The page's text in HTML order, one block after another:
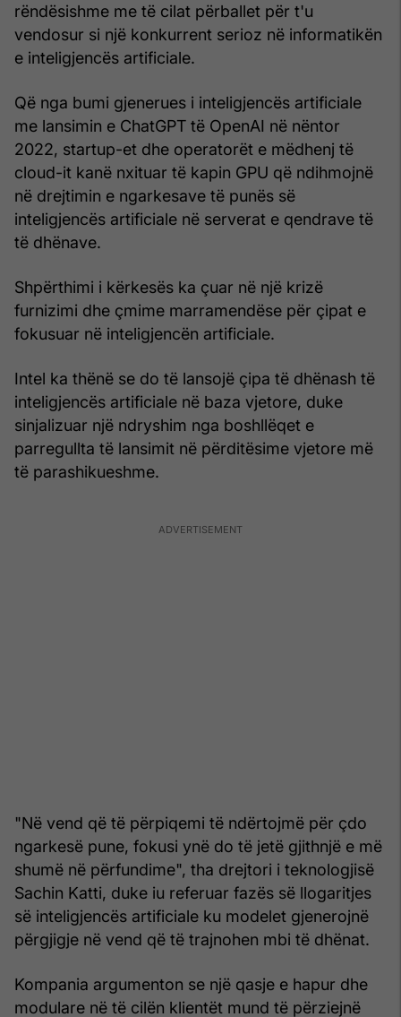
rëndësishme me të cilat përballet për t'u
vendosur si një konkurrent serioz në informatikën
e inteligjencës artificiale.
Që nga bumi gjenerues i inteligjencës artificiale
me lansimin e ChatGPT të OpenAI në nëntor
2022, startup-et dhe operatorët e mëdhenj të
cloud-it kanë nxituar të kapin GPU që ndihmojnë
në drejtimin e ngarkesave të punës së
inteligjencës artificiale në serverat e qendrave të
të dhënave.
Shpërthimi i kërkesës ka çuar në një krizë
furnizimi dhe çmime marramendëse për çipat e
fokusuar në inteligjencën artificiale.
Intel ka thënë se do të lansojë çipa të dhënash të
inteligjencës artificiale në baza vjetore, duke
sinjalizuar një ndryshim nga boshllëqet e
parregullta të lansimit në përditësime vjetore më
të parashikueshme.
"Në vend që të përpiqemi të ndërtojmë për çdo
ngarkesë pune, fokusi ynë do të jetë gjithnjë e më
shumë në përfundime", tha drejtori i teknologjisë
Sachin Katti, duke iu referuar fazës së llogaritjes
së inteligjencës artificiale ku modelet gjenerojnë
përgjigje në vend që të trajnohen mbi të dhënat.
Kompania argumenton se një qasje e hapur dhe
modulare në të cilën klientët mund të përziejnë